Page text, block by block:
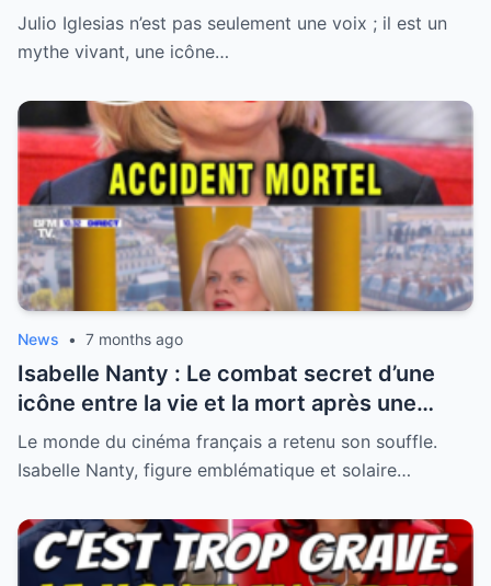
sa santé, la légende se livre enfin
Julio Iglesias n’est pas seulement une voix ; il est un
mythe vivant, une icône…
News • 7 months ago
Isabelle Nanty : Le combat secret d’une
icône entre la vie et la mort après une
hospitalisation critique
Le monde du cinéma français a retenu son souffle.
Isabelle Nanty, figure emblématique et solaire…